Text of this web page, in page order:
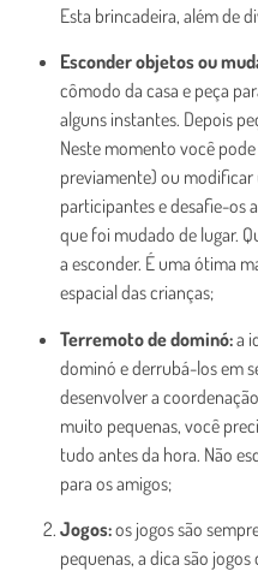
Esta brincadeira, além de
Esconder objetos ou
cômodo da casa e peça
alguns instantes. Depois
Neste momento você
previamente) ou modificar
participantes e desafie-os
que foi mudado de lugar.
a esconder. É uma ótima
espacial das crianças;
Terremoto de dominó:a
dominó e derrubá-los em
desenvolver a
muito pequenas, você
tudo antes da hora. Não
para os amigos;
Jogos:os jogos são
pequenas, a dica são